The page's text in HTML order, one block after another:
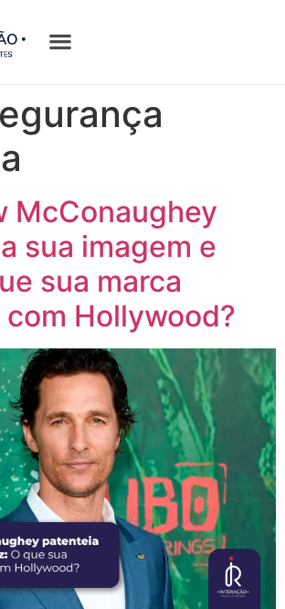
McConaughey
sua imagem e
sua marca
Hollywood?